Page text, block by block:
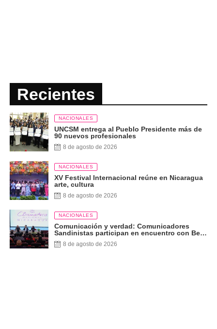
Recientes
NACIONALES
UNCSM entrega al Pueblo Presidente más de
90 nuevos profesionales
8 de agosto de 2026
NACIONALES
XV Festival Internacional reúne en Nicaragua
arte, cultura
8 de agosto de 2026
NACIONALES
Comunicación y verdad: Comunicadores
Sandinistas participan en encuentro con Ben
Norton
8 de agosto de 2026